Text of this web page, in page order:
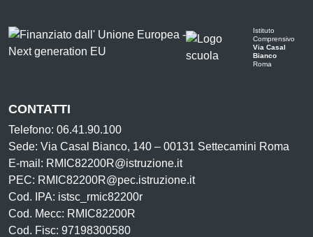
Istituto
Comprensivo
Via Casal
Bianco
Roma
CONTATTI
Telefono: 06.41.90.100
Sede: Via Casal Bianco, 140 – 00131 Settecamini Roma
E-mail: RMIC82200R@istruzione.it
PEC: RMIC82200R@pec.istruzione.it
Cod. IPA: istsc_rmic82200r
Cod. Mecc: RMIC82200R
Cod. Fisc: 97198300580